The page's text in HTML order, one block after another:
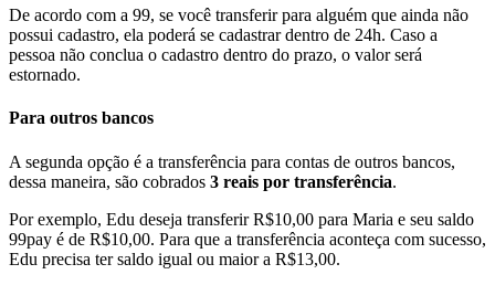
De acordo com a 99, se você transferir para alguém que ainda não
possui cadastro, ela poderá se cadastrar dentro de 24h. Caso a
pessoa não conclua o cadastro dentro do prazo, o valor será
estornado.
Para outros bancos
A segunda opção é a transferência para contas de outros bancos,
dessa maneira, são cobrados 3 reais por transferência.
Por exemplo, Edu deseja transferir R$10,00 para Maria e seu saldo
99pay é de R$10,00. Para que a transferência aconteça com sucesso,
Edu precisa ter saldo igual ou maior a R$13,00.